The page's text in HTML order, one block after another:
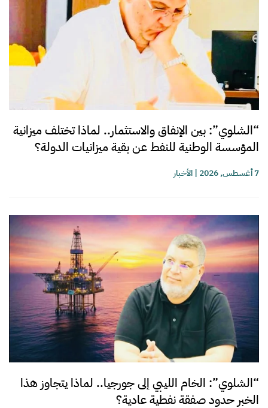
“الشلوي”: بين الإنفاق والاستثمار.. لماذا تختلف ميزانية
المؤسسة الوطنية للنفط عن بقية ميزانيات الدولة؟
7 أغسطس, 2026 |الأخبار
“الشلوي”: الخام الليبي إلى جورجيا.. لماذا يتجاوز هذا
الخبر حدود صفقة نفطية عادية؟